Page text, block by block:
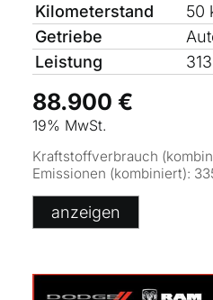
Kilometerstand
50
Getriebe
Leistung
88.900 €
19% MwSt.
Kraftstoffverbrauch
Emissionen (kombiniert):
anzeigen